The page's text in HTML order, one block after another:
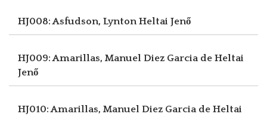
HJ008: Asfudson, LyntonHeltai Jenő
HJ009: Amarillas, Manuel Diez Garcia de Heltai
Jenő
HJ010: Amarillas, Manuel Diez Garcia de Heltai